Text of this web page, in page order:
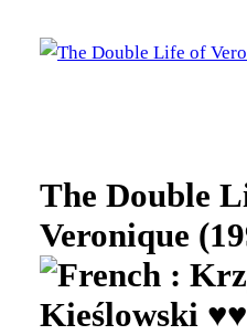
The Double
Veronique
:
Kieślowski